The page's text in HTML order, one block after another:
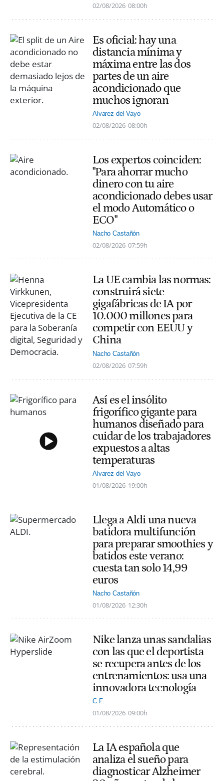
02/08/2026 08:00h
Es oficial: hay una
distancia mínima y
máxima entre las dos
partes de un aire
acondicionado que
muchos ignoran
Alvarez del Vayo
02/08/2026 08:00h
Los expertos coinciden:
"Para ahorrar mucho
dinero con tu aire
acondicionado debes usar
el modo Automático o
ECO"
Nacho Castañón
02/08/2026 07:59h
La UE cambia las normas:
construirá siete
gigafábricas de IA por
10.000 millones para
competir con EEUU y
China
Nacho Castañón
02/08/2026 07:59h
Así es el insólito
frigorífico gigante para
humanos diseñado para
cuidar de los trabajadores
expuestos a altas
temperaturas
Alvarez del Vayo
01/08/2026 19:00h
Llega a Aldi una nueva
batidora multifunción
para preparar smoothies y
batidos este verano:
cuesta tan solo 14,99
euros
Nacho Castañón
01/08/2026 12:30h
Nike lanza unas sandalias
con las que el deportista
se recupera antes de los
entrenamientos: usa una
innovadora tecnología
C.F.
01/08/2026 09:00h
La IA española que
analiza el sueño para
diagnosticar Alzheimer